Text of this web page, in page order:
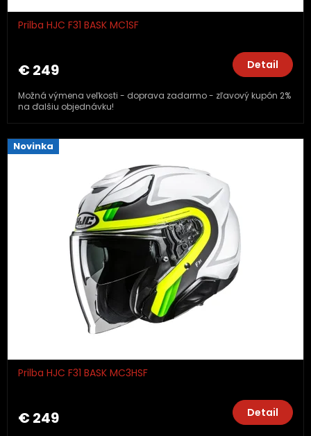
Prilba HJC F31 BASK MC1SF
€ 249 Detail
Možná výmena veľkosti - doprava zadarmo - zľavový kupón 2%
na ďalšiu objednávku!
Novinka
Prilba HJC F31 BASK MC3HSF
€ 249 Detail